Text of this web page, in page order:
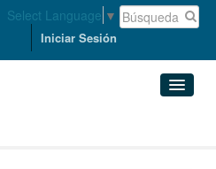
Select Language ▼
Iniciar Sesión